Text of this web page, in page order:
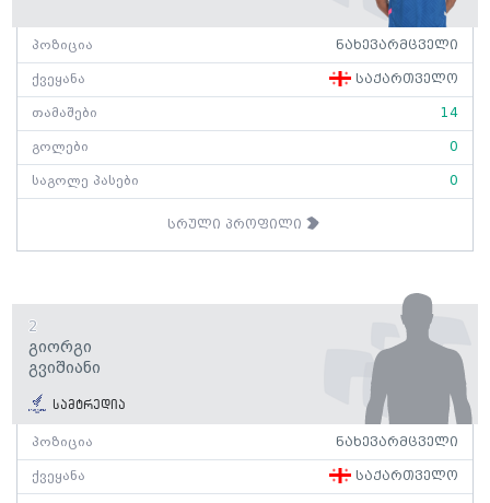
პოზიცია ნახევარმცველი
ქვეყანა საქართველო
თამაშები 14
გოლები 0
საგოლე პასები 0
სრული პროფილი
2
Გიორგი
Გვიშიანი
სამტრედია
პოზიცია ნახევარმცველი
ქვეყანა საქართველო